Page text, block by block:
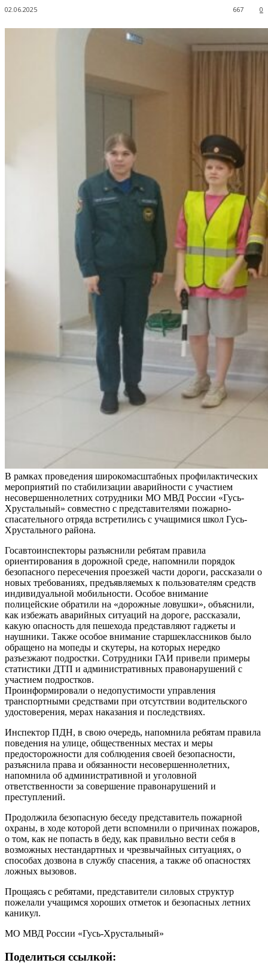
02.06.2025 0
667
В рамках проведения широкомасштабных профилактических
мероприятий по стабилизации аварийности с участием
несовершеннолетних сотрудники МО МВД России «Гусь-
Хрустальный» совместно с представителями пожарно-
спасательного отряда встретились с учащимися школ Гусь-
Хрустального района.
Госавтоинспекторы разъяснили ребятам правила
ориентирования в дорожной среде, напомнили порядок
безопасного пересечения проезжей части дороги, рассказали о
новых требованиях, предъявляемых к пользователям средств
индивидуальной мобильности. Особое внимание
полицейские обратили на «дорожные ловушки», объяснили,
как избежать аварийных ситуаций на дороге, рассказали,
какую опасность для пешехода представляют гаджеты и
наушники. Также особое внимание старшеклассников было
обращено на мопеды и скутеры, на которых нередко
разъезжают подростки. Сотрудники ГАИ привели примеры
статистики ДТП и административных правонарушений с
участием подростков.
Проинформировали о недопустимости управления
транспортными средствами при отсутствии водительского
удостоверения, мерах наказания и последствиях.
Инспектор ПДН, в свою очередь, напомнила ребятам правила
поведения на улице, общественных местах и меры
предосторожности для соблюдения своей безопасности,
разъяснила права и обязанности несовершеннолетних,
напомнила об административной и уголовной
ответственности за совершение правонарушений и
преступлений.
Продолжила безопасную беседу представитель пожарной
охраны, в ходе которой дети вспомнили о причинах пожаров,
о том, как не попасть в беду, как правильно вести себя в
возможных нестандартных и чрезвычайных ситуациях, о
способах дозвона в службу спасения, а также об опасностях
ложных вызовов.
Прощаясь с ребятами, представители силовых структур
пожелали учащимся хороших отметок и безопасных летних
каникул.
МО МВД России «Гусь-Хрустальный»
Поделиться ссылкой: